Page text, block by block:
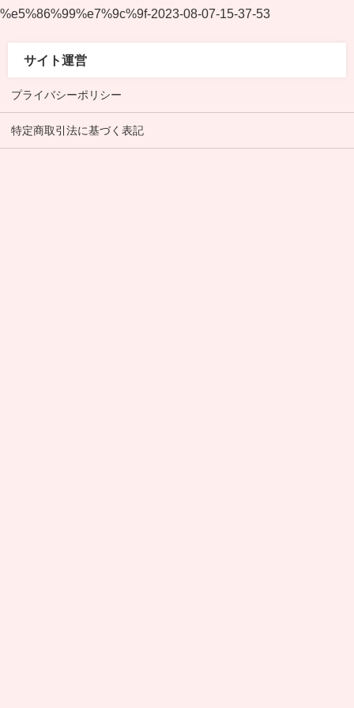
%e5%86%99%e7%9c%9f-2023-08-07-15-37-53
サイト運営
プライバシーポリシー
特定商取引法に基づく表記